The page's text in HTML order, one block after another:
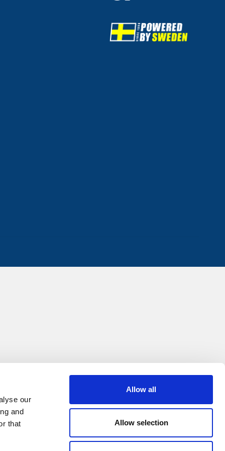
our
and
that
Allow all
Allow selection